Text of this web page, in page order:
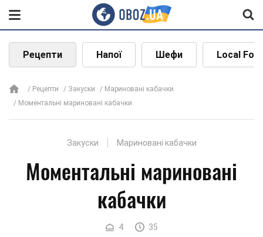
Рецепти Напої Шефи Local
Рецепти Закуски
Мариновані кабачки
Моментальні мариновані кабачки
Закуски Мариновані кабачки
Моментальні мариновані
кабачки
4
35